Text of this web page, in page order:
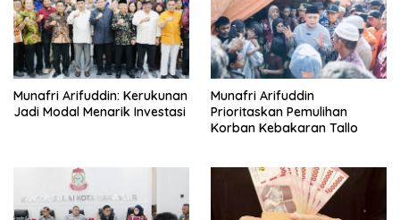
Munafri Arifuddin: Kerukunan
Jadi Modal Menarik Investasi
Munafri Arifuddin
Prioritaskan Pemulihan
Korban Kebakaran Tallo